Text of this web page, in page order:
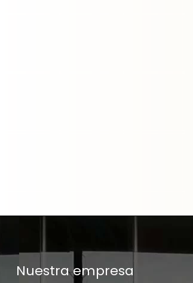
Nuestra empresa